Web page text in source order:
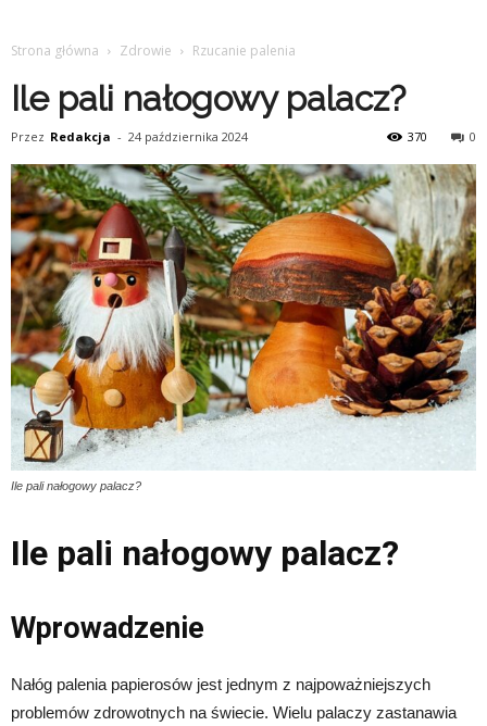
Strona główna Zdrowie Rzucanie palenia
Ile pali nałogowy palacz?
Przez Redakcja - 24 października 2024 0
370
Ile pali nałogowy palacz?
Ile pali nałogowy palacz?
Wprowadzenie
Nałóg palenia papierosów jest jednym z najpoważniejszych
problemów zdrowotnych na świecie. Wielu palaczy zastanawia